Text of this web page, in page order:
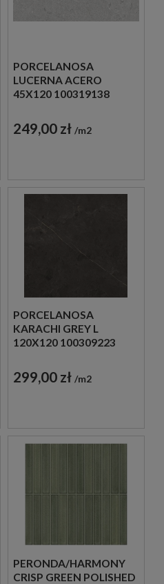
PORCELANOSA
LUCERNA ACERO
45X120 100319138
IMITUJĄCE KAMIEŃ
249,00 zł m2
PORCELANOSA
KARACHI GREY L
120X120 100309223
299,00 zł m2
PERONDA/HARMONY
CRISP GREEN POLISHED